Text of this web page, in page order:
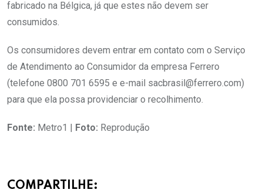
fabricado na Bélgica, já que estes não devem ser
consumidos.
Os consumidores devem entrar em contato com o Serviço
de Atendimento ao Consumidor da empresa Ferrero
(telefone 0800 701 6595 e e-mail sacbrasil@ferrero.com)
para que ela possa providenciar o recolhimento.
Fonte: Metro1 | Foto: Reprodução
COMPARTILHE: